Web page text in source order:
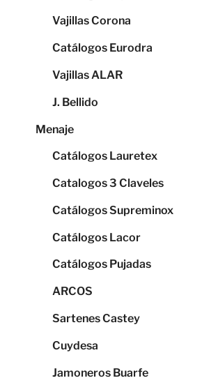
Vajillas Corona
Catálogos Eurodra
Vajillas ALAR
J. Bellido
Menaje
Catálogos Lauretex
Catalogos 3 Claveles
Catálogos Supreminox
Catálogos Lacor
Catálogos Pujadas
ARCOS
Sartenes Castey
Cuydesa
Jamoneros Buarfe